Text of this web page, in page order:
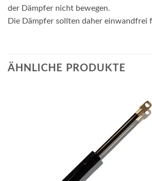
der Dämpfer nicht bewegen.
Die Dämpfer sollten daher
ÄHNLICHE PRODUKTE